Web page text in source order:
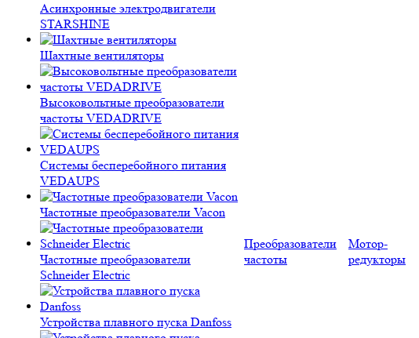
Асинхронные электродвигатели
STARSHINE
Шахтные вентиляторы
Высоковольтные преобразователи
частоты VEDADRIVE
Системы бесперебойного питания
VEDAUPS
Частотные преобразователи Vacon
Частотные преобразователи
Schneider Electric
Устройства плавного пуска Danfoss
Преобразователи
частоты
Мотор-
редукторы